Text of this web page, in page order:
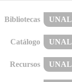
Bibliotecas UNAL
Catálogo UNAL
Recursos UNAL